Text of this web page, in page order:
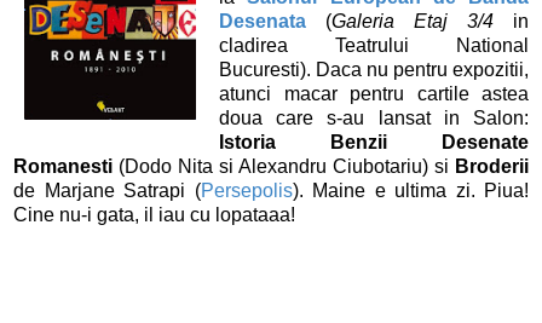
Desenata
(Galeria Etaj 3/4 in
cladirea Teatrului National
Bucuresti). Daca nu pentru expozitii,
atunci macar pentru cartile astea
doua care s-au lansat in Salon:
Istoria Benzii Desenate
Romanesti (Dodo Nita si Alexandru Ciubotariu) si Broderii
de Marjane Satrapi (Persepolis). Maine e ultima zi. Piua!
Cine nu-i gata, il iau cu lopataaa!